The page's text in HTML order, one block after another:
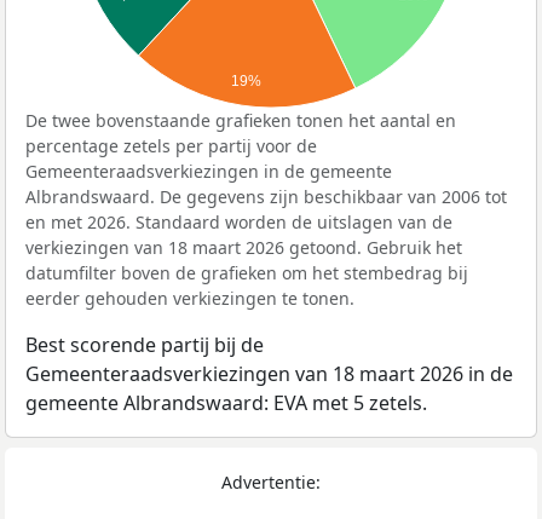
19%
De twee bovenstaande grafieken tonen het aantal en
percentage zetels per partij voor de
Gemeenteraadsverkiezingen in de gemeente
Albrandswaard. De gegevens zijn beschikbaar van 2006 tot
en met 2026. Standaard worden de uitslagen van de
verkiezingen van 18 maart 2026 getoond. Gebruik het
datumfilter boven de grafieken om het stembedrag bij
eerder gehouden verkiezingen te tonen.
Best scorende partij bij de
Gemeenteraadsverkiezingen van 18 maart 2026 in de
gemeente Albrandswaard: EVA met 5 zetels.
Advertentie: